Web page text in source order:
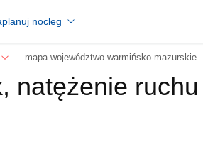
nocleg
mapa województwo warmińsko-mazurskie
natężenie ruchu